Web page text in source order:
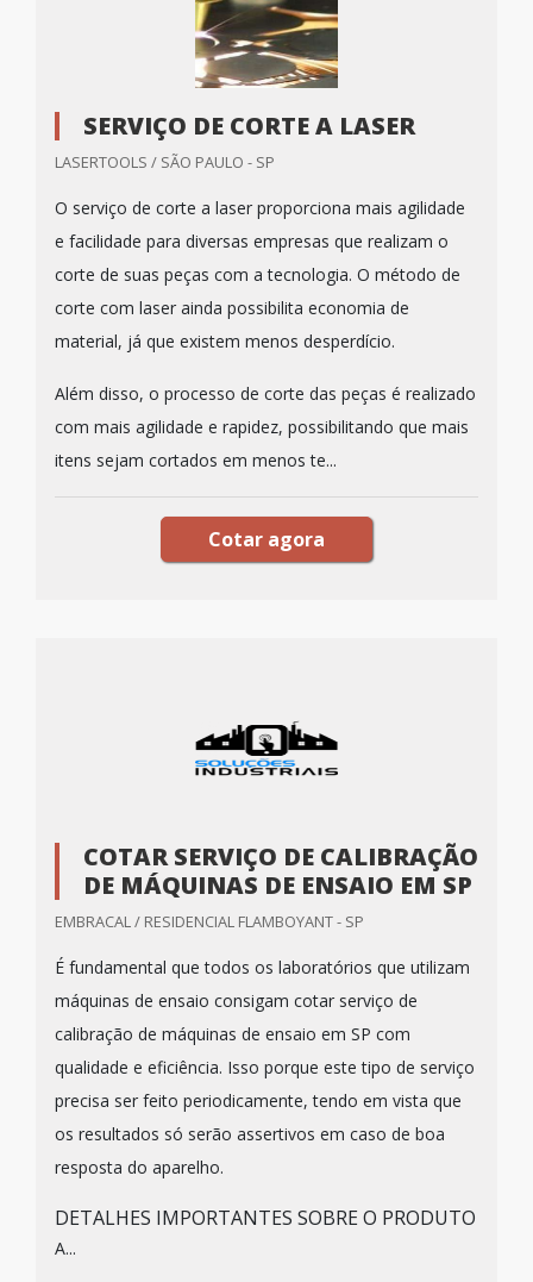
SERVIÇO DE CORTE A LASER
LASERTOOLS / SÃO PAULO - SP
O serviço de corte a laser proporciona mais agilidade
e facilidade para diversas empresas que realizam o
corte de suas peças com a tecnologia. O método de
corte com laser ainda possibilita economia de
material, já que existem menos desperdício.
Além disso, o processo de corte das peças é realizado
com mais agilidade e rapidez, possibilitando que mais
itens sejam cortados em menos te...
Cotar agora
COTAR SERVIÇO DE CALIBRAÇÃO
DE MÁQUINAS DE ENSAIO EM SP
EMBRACAL / RESIDENCIAL FLAMBOYANT - SP
É fundamental que todos os laboratórios que utilizam
máquinas de ensaio consigam cotar serviço de
calibração de máquinas de ensaio em SP com
qualidade e eficiência. Isso porque este tipo de serviço
precisa ser feito periodicamente, tendo em vista que
os resultados só serão assertivos em caso de boa
resposta do aparelho.
DETALHES IMPORTANTES SOBRE O PRODUTO
A...